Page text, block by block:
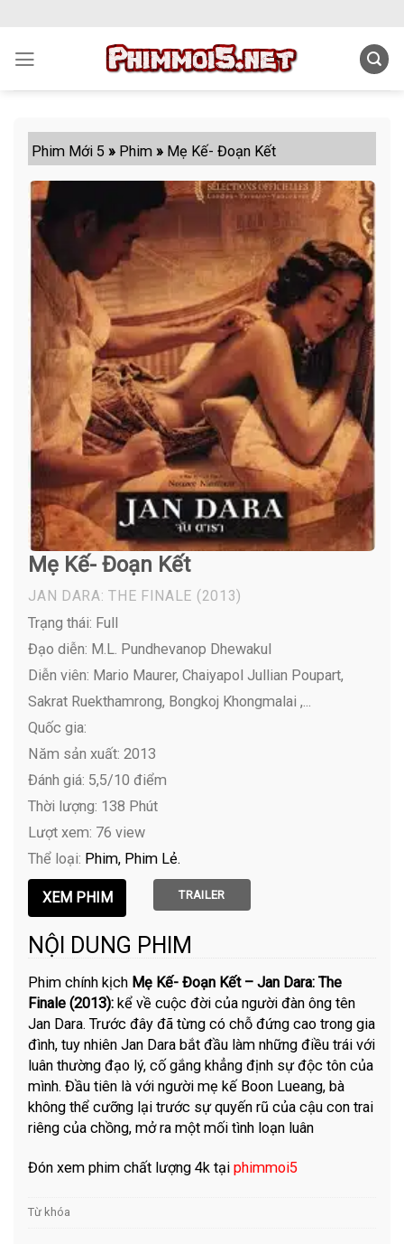
content
Phim Mới 5 » Phim » Mẹ Kế- Đoạn Kết
Mẹ Kế- Đoạn Kết
JAN DARA: THE FINALE (2013)
Trạng thái: Full
Đạo diễn: M.L. Pundhevanop Dhewakul
Diễn viên: Mario Maurer, Chaiyapol Jullian Poupart,
Sakrat Ruekthamrong, Bongkoj Khongmalai ,...
Quốc gia:
Năm sản xuất: 2013
Đánh giá: 5,5/10 điểm
Thời lượng: 138 Phút
Lượt xem: 76 view
Thể loại: Phim Phim Lẻ
TRAILER
NỘI DUNG PHIM
Phim chính kịch Mẹ Kế- Đoạn Kết – Jan Dara: The
Finale (2013): kể về cuộc đời của người đàn ông tên
Jan Dara. Trước đây đã từng có chỗ đứng cao trong gia
đình, tuy nhiên Jan Dara bắt đầu làm những điều trái với
luân thường đạo lý, cố gắng khẳng định sự độc tôn của
mình. Đầu tiên là với người mẹ kế Boon Lueang, bà
không thể cưỡng lại trước sự quyến rũ của cậu con trai
riêng của chồng, mở ra một mối tình loạn luân
Đón xem phim chất lượng 4k tạiphimmoi5
Từ khóa